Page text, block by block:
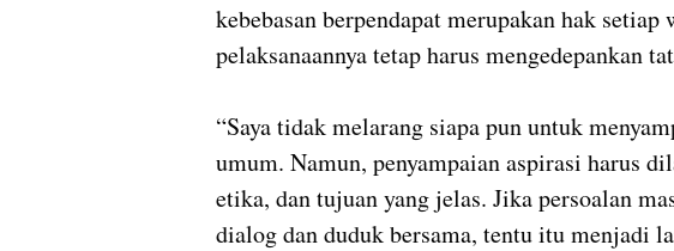
kebebasan berpendapat merupakan hak setiap
pelaksanaannya tetap harus mengedepankan
“Saya tidak melarang siapa pun untuk
umum. Namun, penyampaian aspirasi harus
etika, dan tujuan yang jelas. Jika persoalan
dialog dan duduk bersama, tentu itu menjadi